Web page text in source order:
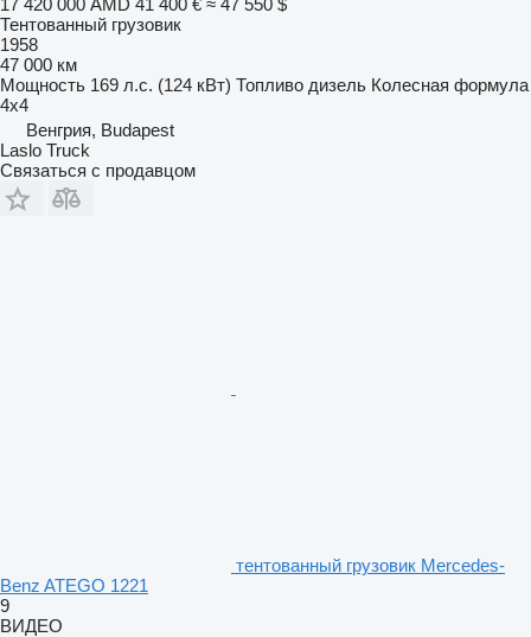
17 420 000 AMD 41 400 € ≈ 47 550 $
Тентованный грузовик
1958
47 000 км
Мощность 169 л.с. (124 кВт) Топливо дизель Колесная формула
4x4
Венгрия, Budapest
Laslo Truck
Связаться с продавцом
тентованный грузовик Mercedes-
Benz ATEGO 1221
9
ВИДЕО